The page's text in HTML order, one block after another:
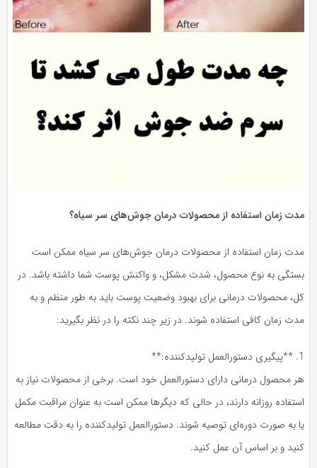
مدت زمان استفاده از محصولات درمان جوش‌های سر سیاه؟
مدت زمان استفاده از محصولات درمان جوش‌های سر سیاه ممکن است
بستگی به نوع محصول، شدت مشکل، و واکنش پوست شما داشته باشد. در
کل، محصولات درمانی برای بهبود وضعیت پوست باید به طور منظم و به
مدت زمان کافی استفاده شوند. در زیر چند نکته را در نظر بگیرید:
1. **پیگیری دستورالعمل تولیدکننده:**
هر محصول درمانی دارای دستورالعمل خود است. برخی از محصولات نیاز به
استفاده روزانه دارند، در حالی که دیگرها ممکن است به عنوان مراقبت مکمل
یا به صورت دوره‌ای توصیه شوند. دستورالعمل تولیدکننده را به دقت مطالعه
کنید و بر اساس آن عمل کنید.